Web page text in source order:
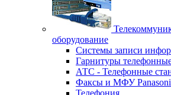
оборудование
Системы записи
Гарнитуры
АТС - Телефонные
Факсы и МФУ
Телефония